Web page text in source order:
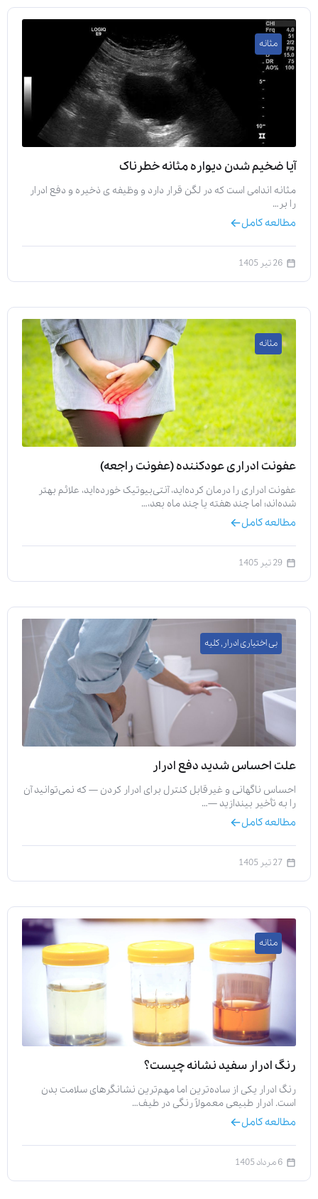
مثانه
آیا ضخیم شدن دیواره مثانه خطرناک
مثانه اندامی است که در لگن قرار دارد و وظیفه‌ ی ذخیره و دفع ادرار
را بر…
مطالعه کامل
26 تیر 1405
مثانه
عفونت ادراری عودکننده (عفونت راجعه)
عفونت ادراری را درمان کرده‌اید، آنتی‌بیوتیک خورده‌اید، علائم بهتر
شده‌اند؛ اما چند هفته یا چند ماه بعد،…
مطالعه کامل
29 تیر 1405
بی اختیاری ادرار ,کلیه
علت احساس شدید دفع ادرار
احساس ناگهانی و غیرقابل کنترل برای ادرار کردن — که نمی‌توانید آن
را به تأخیر بیندازید —…
مطالعه کامل
27 تیر 1405
مثانه
رنگ ادرار سفید نشانه چیست؟
رنگ ادرار یکی از ساده‌ترین اما مهم‌ترین نشانگرهای سلامت بدن
است. ادرار طبیعی معمولاً رنگی در طیف…
مطالعه کامل
6 مرداد 1405
ارسال
قدرت گرفته از همیارسیستم